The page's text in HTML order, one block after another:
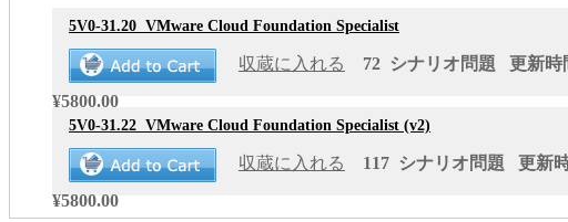
5V0-31.20 VMware Cloud Foundation Specialist
収蔵に入れる 72 シナリオ問題 更新時
¥5800.00
5V0-31.22 VMware Cloud Foundation Specialist (v2)
収蔵に入れる 117 シナリオ問題 更新
¥5800.00